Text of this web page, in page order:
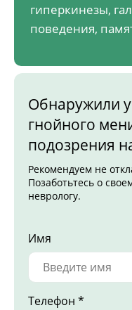
гиперкинезы,
поведения,
Обнаружили
гнойного
подозрения
Рекомендуем не
Позаботьтесь о
неврологу.
Имя
Телефон *